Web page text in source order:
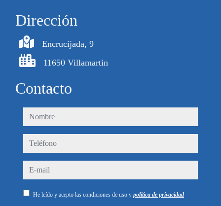
Dirección
Encrucijada, 9
11650 Villamartin
Contacto
nombre
teléfono
e-mail
He leído y acepto las condiciones de uso y política de privacidad